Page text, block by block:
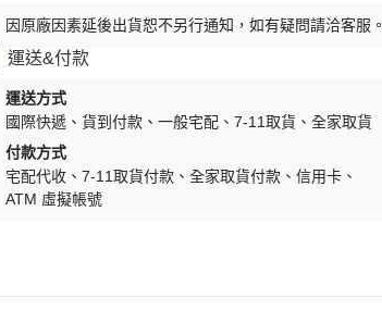
因原廠因素延後出貨恕不另行通知，如有疑問請洽客服。
運送&付款
運送方式
國際快遞
貨到付款 一般宅配 7-11取貨
全家取貨
付款方式
宅配代收
7-11取貨付款 全家取貨付款
信用卡
ATM 虛擬帳號